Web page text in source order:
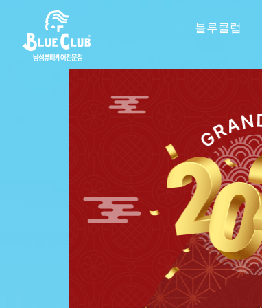
블루클럽
신제품 스파클링 라인 출신
극강의 시원
두피 속까지